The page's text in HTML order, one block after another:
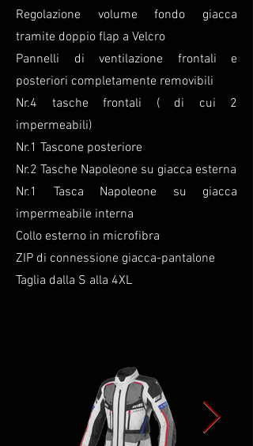
Regolazione volume fondo giacca
tramite doppio flap a Velcro
Pannelli di ventilazione frontali e
posteriori completamente removibili
Nr.4 tasche frontali ( di cui 2
impermeabili)
Nr.1 Tascone posteriore
Nr.2 Tasche Napoleone su giacca esterna
Nr.1 Tasca Napoleone su giacca
impermeabile interna
Collo esterno in microfibra
ZIP di connessione giacca-pantalone
Taglia dalla S alla 4XL